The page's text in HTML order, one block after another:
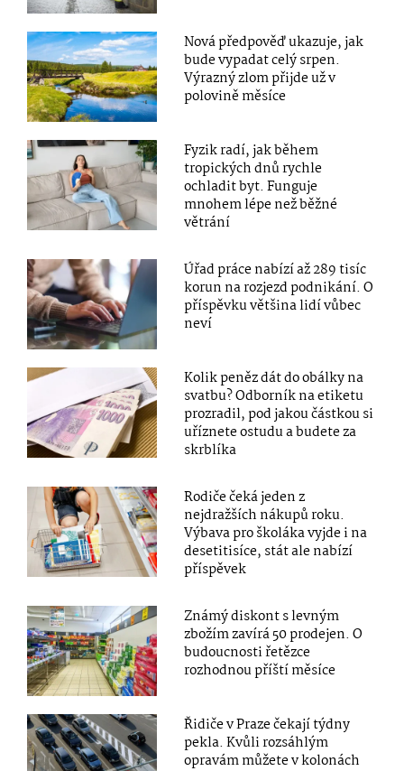
Nová předpověď ukazuje, jak
bude vypadat celý srpen.
Výrazný zlom přijde už v
polovině měsíce
Fyzik radí, jak během
tropických dnů rychle
ochladit byt. Funguje
mnohem lépe než běžné
větrání
Úřad práce nabízí až 289 tisíc
korun na rozjezd podnikání. O
příspěvku většina lidí vůbec
neví
Kolik peněz dát do obálky na
svatbu? Odborník na etiketu
prozradil, pod jakou částkou si
uříznete ostudu a budete za
skrblíka
Rodiče čeká jeden z
nejdražších nákupů roku.
Výbava pro školáka vyjde i na
desetitisíce, stát ale nabízí
příspěvek
Známý diskont s levným
zbožím zavírá 50 prodejen. O
budoucnosti řetězce
rozhodnou příští měsíce
Řidiče v Praze čekají týdny
pekla. Kvůli rozsáhlým
opravám můžete v kolonách